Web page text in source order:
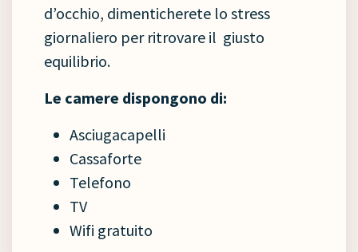
d’occhio, dimenticherete lo stress
giornaliero per ritrovare il giusto
equilibrio.
Le camere dispongono di:
Asciugacapelli
Cassaforte
Telefono
TV
Wifi gratuito